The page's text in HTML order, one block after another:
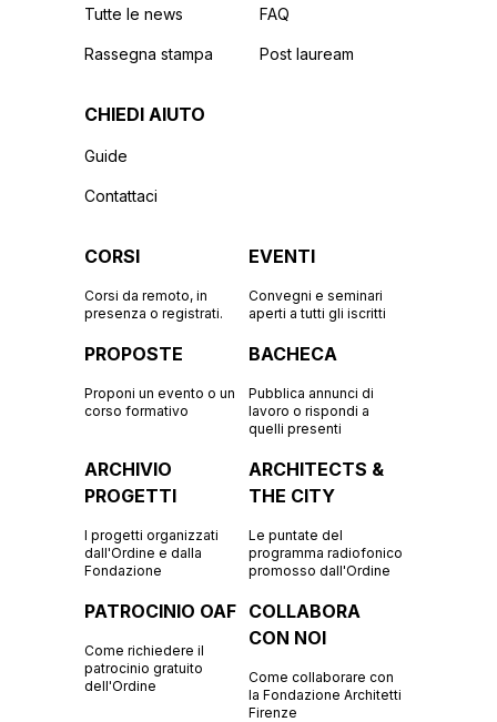
Tutte le news
Rassegna stampa
FAQ
Post lauream
CHIEDI AIUTO
Guide
Contattaci
CORSI
Corsi da remoto, in
presenza o registrati.
EVENTI
Convegni e seminari
aperti a tutti gli iscritti
PROPOSTE
Proponi un evento o un
corso formativo
BACHECA
Pubblica annunci di
lavoro o rispondi a
quelli presenti
ARCHIVIO
PROGETTI
I progetti organizzati
dall'Ordine e dalla
Fondazione
ARCHITECTS &
THE CITY
Le puntate del
programma radiofonico
promosso dall'Ordine
PATROCINIO OAF
Come richiedere il
patrocinio gratuito
dell'Ordine
COLLABORA
CON NOI
Come collaborare con
la Fondazione Architetti
Firenze